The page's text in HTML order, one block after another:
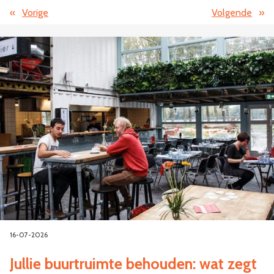
« Vorige Volgende »
16-07-2026
Jullie buurtruimte behouden: wat zegt